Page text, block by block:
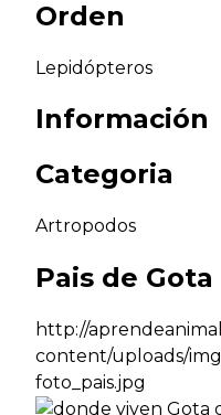
Orden
Lepidópteros
Información
Categoria
Artropodos
Pais de
http://
content/uploads/
foto_pais.jpg